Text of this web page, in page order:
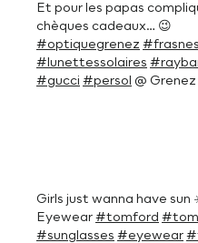
Et pour les papas
chèques cadeaux… 😉
#optiquegrenez
#lunettessolaires
#gucci #persol @
Girls just wanna have sun
Eyewear #tomford
#sunglasses #eyewear